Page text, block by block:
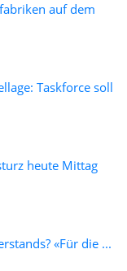
auf dem
Taskforce soll
heute Mittag
«Für die ...